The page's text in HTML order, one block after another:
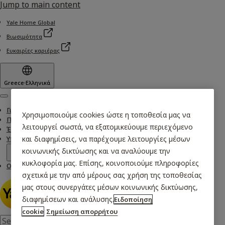
Jump to main content
Yale Home Global
Βιωσιμότητα
Ευκαιρίες καριέρας
Greece·Ελληνικά
Menu
Γιατί Yale
Προϊόντα
Έξυπνο Σπίτι
Υποστήριξη
Οι ιστορίες μας
Χρησιμοποιούμε cookies ώστε η τοποθεσία μας να
λειτουργεί σωστά, να εξατομικεύουμε περιεχόμενο
και διαφημίσεις, να παρέχουμε λειτουργίες μέσων
κοινωνικής δικτύωσης και να αναλύουμε την
κυκλοφορία μας. Επίσης, κοινοποιούμε πληροφορίες
σχετικά με την από μέρους σας χρήση της τοποθεσίας
μας στους συνεργάτες μέσων κοινωνικής δικτύωσης,
διαφημίσεων και ανάλυσης.Ειδοποίηση
cookie Σημείωση απορρήτου